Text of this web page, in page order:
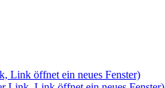
Link öffnet ein neues Fenster)